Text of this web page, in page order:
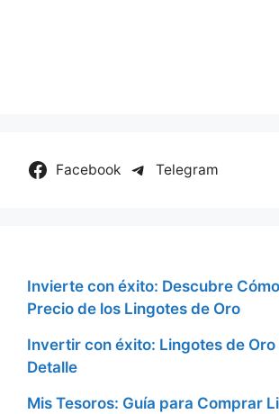
Facebook Telegram
Invierte con éxito: Descubre
Precio de los Lingotes de Oro
Invertir con éxito: Lingotes de Oro
Detalle
Mis Tesoros: Guía para Comprar